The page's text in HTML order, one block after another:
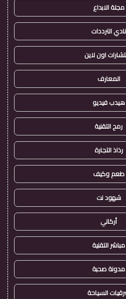
مجلة الابداع
نادي الترددات
اون لاين
المعارف
هيدب فيديو
رمح التقنية
رذاذ التجارة
طعم وكيف
شهود نت
أركاني
مباشر التقنية
مدونة صحبة
السياحة